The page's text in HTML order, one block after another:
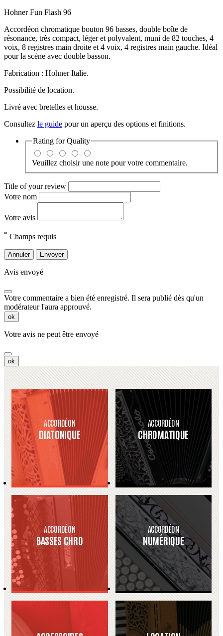
Hohner Fun Flash 96
Accordéon chromatique bouton 96 basses, double boîte de
résonance, très compact, léger et polyvalent, muni de 82 touches, 4
voix, 8 registres main droite et 4 voix, 4 registres main gauche. Idéal
pour la scène avec double basson.
Fabrication : Hohner Italie.
Possibilité de location.
Livré avec bretelles et housse.
Consultez le guide pour un aperçu des options et finitions.
Rating forQuality
Veuillez choisir une note pour votre commentaire.
Title of your review
Votre nom
Votre avis
* Champs requis
Annuler Envoyer
Avis envoyé
Votre commentaire a bien été enregistré. Il sera publié dès qu'un
modérateur l'aura approuvé.
ok
Votre avis ne peut être envoyé
ok
ACCORDÉON
DIATONIQUE
ACCORDÉON
CHROMATIQUE
ACCORDÉON
BASSES CHRO
ACCORDÉON
NUMÉRIQUE